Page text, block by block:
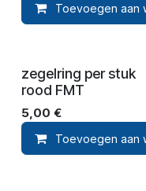
Toevoegen aan
zegelring per stuk
rood FMT
5,00 €
Toevoegen aan